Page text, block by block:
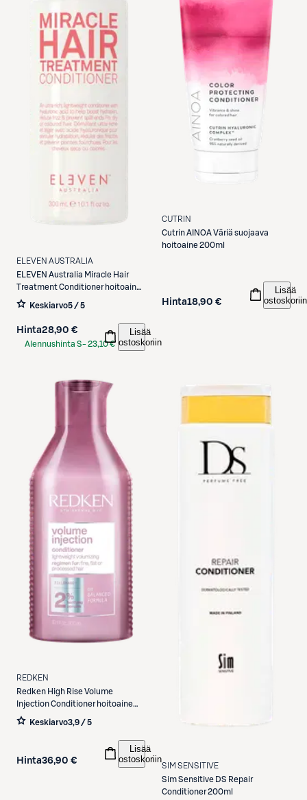
ELEVEN AUSTRALIA
ELEVEN Australia Miracle Hair
Treatment Conditioner hoitoaine
300 ml
Keskiarvo5 / 5
Hinta28,90 €
Alennushinta S-23,10 €
Lisää
ostoskoriin
CUTRIN
CutrinAINOA Väriä suojaava
hoitoaine 200ml
Hinta18,90 €
Lisää
ostoskoriin
REDKEN
Redken High Rise Volume
Injection Conditioner hoitoaine
300 ml
Keskiarvo3,9 / 5
Hinta36,90 €
Lisää
ostoskoriin
SIM SENSITIVE
Sim Sensitive DS Repair
Conditioner 200ml